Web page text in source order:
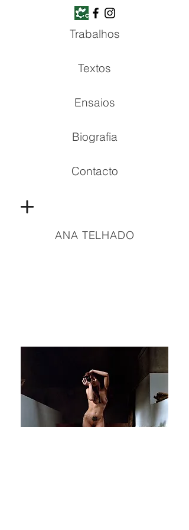
ANA TELHADO
Trabalhos
Textos
Ensaios
Biografia
Contacto